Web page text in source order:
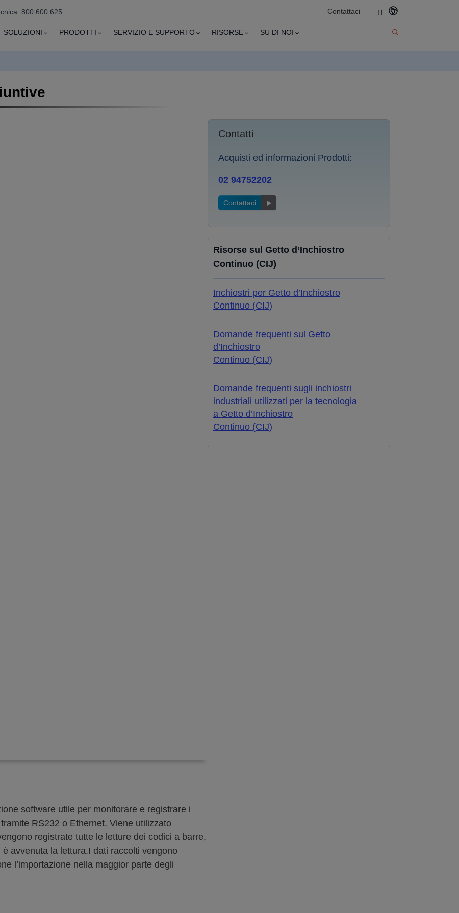
800 600 625 Contattaci IT
SOLUZIONI PRODOTTI SERVIZIO E SUPPORTO RISORSE SU DI NOI
software utile per monitorare e registrare i
RS232 o Ethernet. Viene utilizzato
registrate tutte le letture dei codici a barre,
avvenuta la lettura.I dati raccolti vengono
l’importazione nella maggior parte degli
Contatti
Acquisti ed informazioni Prodotti:
02 94752202
Contattaci
Risorse sul Getto d’Inchiostro
Continuo (CIJ)
Inchiostri per Getto d’Inchiostro
Continuo (CIJ)
Domande frequenti sul Getto
d’Inchiostro
Continuo (CIJ)
Domande frequenti sugli inchiostri
industriali utilizzati per la tecnologia
a Getto d’Inchiostro
Continuo (CIJ)